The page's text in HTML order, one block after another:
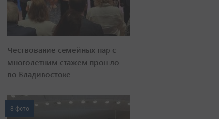
Чествование семейных пар с
многолетним стажем прошло
во Владивостоке
8 фото